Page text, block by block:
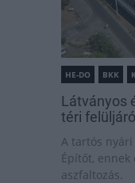
HE-DO BKK
Látványos
téri
A tartós
Építőt,
aszfaltozás.